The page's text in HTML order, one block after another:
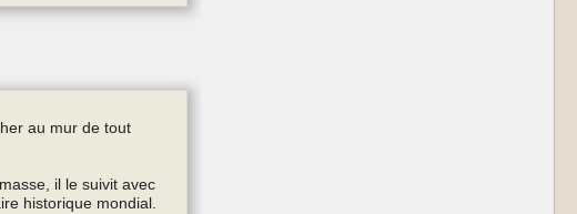
au mur de tout
il le suivit avec
historique mondial.